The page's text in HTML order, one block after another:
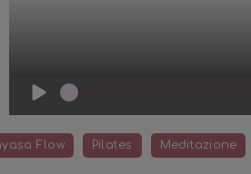
Flow Pilates Meditazione